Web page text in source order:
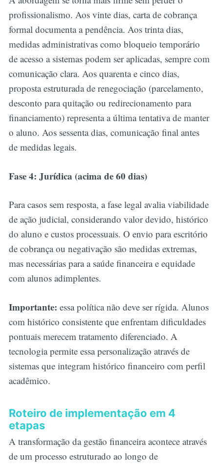
profissionalismo. Aos vinte dias, carta de cobrança
formal documenta a pendência. Aos trinta dias,
medidas administrativas como bloqueio temporário
de acesso a sistemas podem ser aplicadas, sempre com
comunicação clara. Aos quarenta e cinco dias,
proposta estruturada de renegociação (parcelamento,
desconto para quitação ou redirecionamento para
financiamento) representa a última tentativa de manter
o aluno. Aos sessenta dias, comunicação final antes
de medidas legais.
Fase 4: Jurídica (acima de 60 dias)
Para casos sem resposta, a fase legal avalia viabilidade
de ação judicial, considerando valor devido, histórico
do aluno e custos processuais. O envio para escritório
de cobrança ou negativação são medidas extremas,
mas necessárias para a saúde financeira e equidade
com alunos adimplentes.
Importante: essa política não deve ser rígida. Alunos
com histórico consistente que enfrentam dificuldades
pontuais merecem tratamento diferenciado. A
tecnologia permite essa personalização através de
sistemas que integram histórico financeiro com perfil
acadêmico.
Roteiro de implementação em 4
etapas
A transformação da gestão financeira acontece através
de um processo estruturado ao longo de